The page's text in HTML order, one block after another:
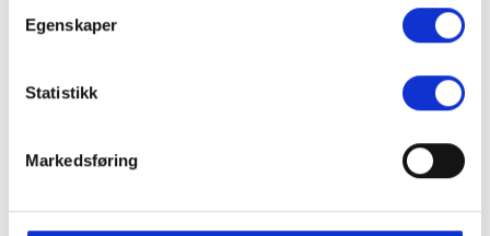
Egenskaper
Statistikk
Markedsføring Leaflet